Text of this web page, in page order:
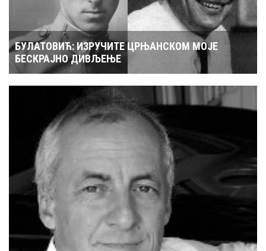
БУЛАТОВИЋ: ИЗРУЧИТЕ ЦРЊАНСКОМ МОЈЕ
БЕСКРАЈНО ДИВЉЕЊЕ